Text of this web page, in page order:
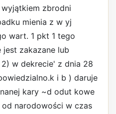
zbrodni
mienia z w yj
wart. 1 pkt 1 tego
jest zakazane lub
w dekrecie' z dnia 28
i b ) daruje
kary ~d odut kowe
narodowości w czas